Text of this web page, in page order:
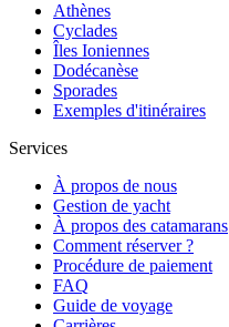
Athènes
Cyclades
Îles Ioniennes
Dodécanèse
Sporades
Exemples d'itinéraires
Services
À propos de nous
Gestion de yacht
À propos des catamarans
Comment réserver ?
Procédure de paiement
FAQ
Guide de voyage